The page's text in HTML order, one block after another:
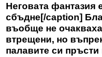
Неговата фантазия
сбъдне[/caption]
въобще не
втрещени, но
палавите си пръсти